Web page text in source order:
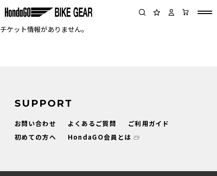
チケット情報がありません。
SUPPORT
お問い合わせ よくあるご質問
ご利用ガイド
初めての方へ
HondaGO会員とは